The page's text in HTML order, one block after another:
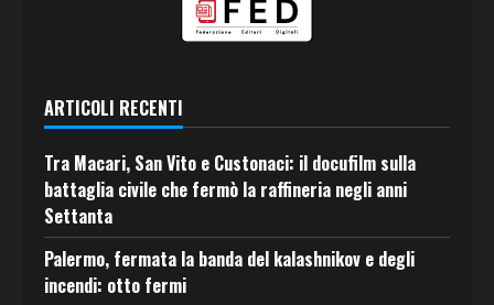
ARTICOLI RECENTI
Tra Macari, San Vito e Custonaci: il docufilm sulla
battaglia civile che fermò la raffineria negli anni
Settanta
Palermo, fermata la banda del kalashnikov e degli
incendi: otto fermi